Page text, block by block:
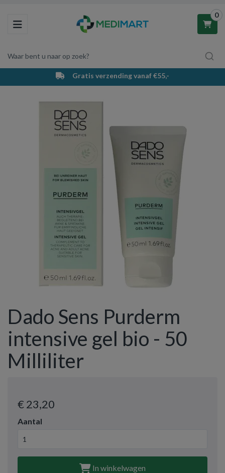
Toggle navigation
Waar bent u naar op zoek?
0
Winkelwagen
Uw winkelwagen is leeg.
Vul hem met producten.
Gratis verzending vanaf €55,-
Dado Sens Purderm
intensive gel bio - 50
Milliliter
€ 23,20
Aantal
In winkelwagen